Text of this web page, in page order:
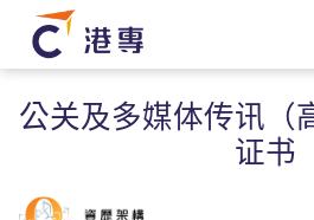
公关及多媒体传讯（
证书